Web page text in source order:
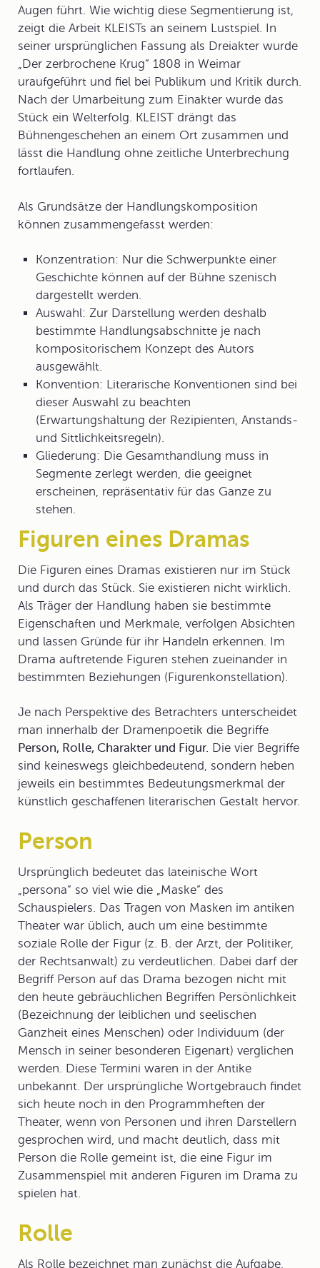
Augen führt. Wie wichtig diese Segmentierung ist,
zeigt die Arbeit KLEISTs an seinem Lustspiel. In
seiner ursprünglichen Fassung als Dreiakter wurde
„Der zerbrochene Krug“ 1808 in Weimar
uraufgeführt und fiel bei Publikum und Kritik durch.
Nach der Umarbeitung zum Einakter wurde das
Stück ein Welterfolg. KLEIST drängt das
Bühnengeschehen an einem Ort zusammen und
lässt die Handlung ohne zeitliche Unterbrechung
fortlaufen.
Als Grundsätze der Handlungskomposition
können zusammengefasst werden:
Konzentration: Nur die Schwerpunkte einer
Geschichte können auf der Bühne szenisch
dargestellt werden.
Auswahl: Zur Darstellung werden deshalb
bestimmte Handlungsabschnitte je nach
kompositorischem Konzept des Autors
ausgewählt.
Konvention: Literarische Konventionen sind bei
dieser Auswahl zu beachten
(Erwartungshaltung der Rezipienten, Anstands-
und Sittlichkeitsregeln).
Gliederung: Die Gesamthandlung muss in
Segmente zerlegt werden, die geeignet
erscheinen, repräsentativ für das Ganze zu
stehen.
Figuren eines Dramas
Die Figuren eines Dramas existieren nur im Stück
und durch das Stück. Sie existieren nicht wirklich.
Als Träger der Handlung haben sie bestimmte
Eigenschaften und Merkmale, verfolgen Absichten
und lassen Gründe für ihr Handeln erkennen. Im
Drama auftretende Figuren stehen zueinander in
bestimmten Beziehungen (Figurenkonstellation).
Je nach Perspektive des Betrachters unterscheidet
man innerhalb der Dramenpoetik die Begriffe
Person, Rolle, Charakter und Figur. Die vier Begriffe
sind keineswegs gleichbedeutend, sondern heben
jeweils ein bestimmtes Bedeutungsmerkmal der
künstlich geschaffenen literarischen Gestalt hervor.
Person
Ursprünglich bedeutet das lateinische Wort
„persona“ so viel wie die „Maske“ des
Schauspielers. Das Tragen von Masken im antiken
Theater war üblich, auch um eine bestimmte
soziale Rolle der Figur (z. B. der Arzt, der Politiker,
der Rechtsanwalt) zu verdeutlichen. Dabei darf der
Begriff Person auf das Drama bezogen nicht mit
den heute gebräuchlichen Begriffen Persönlichkeit
(Bezeichnung der leiblichen und seelischen
Ganzheit eines Menschen) oder Individuum (der
Mensch in seiner besonderen Eigenart) verglichen
werden. Diese Termini waren in der Antike
unbekannt. Der ursprüngliche Wortgebrauch findet
sich heute noch in den Programmheften der
Theater, wenn von Personen und ihren Darstellern
gesprochen wird, und macht deutlich, dass mit
Person die Rolle gemeint ist, die eine Figur im
Zusammenspiel mit anderen Figuren im Drama zu
spielen hat.
Rolle
Als Rolle bezeichnet man zunächst die Aufgabe,